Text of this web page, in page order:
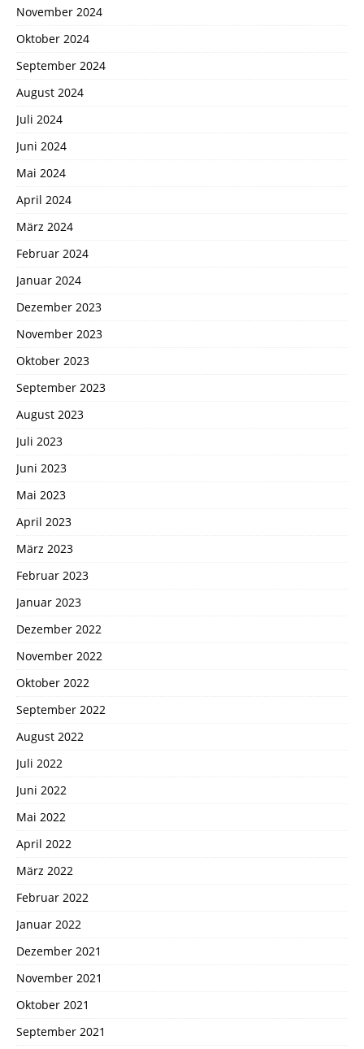
November 2024
Oktober 2024
September 2024
August 2024
Juli 2024
Juni 2024
Mai 2024
April 2024
März 2024
Februar 2024
Januar 2024
Dezember 2023
November 2023
Oktober 2023
September 2023
August 2023
Juli 2023
Juni 2023
Mai 2023
April 2023
März 2023
Februar 2023
Januar 2023
Dezember 2022
November 2022
Oktober 2022
September 2022
August 2022
Juli 2022
Juni 2022
Mai 2022
April 2022
März 2022
Februar 2022
Januar 2022
Dezember 2021
November 2021
Oktober 2021
September 2021